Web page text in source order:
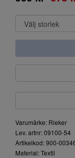
Varumärke: Rieker
Lev. artnr: 09100-54
Artikelkod: 900-
Material: Textil